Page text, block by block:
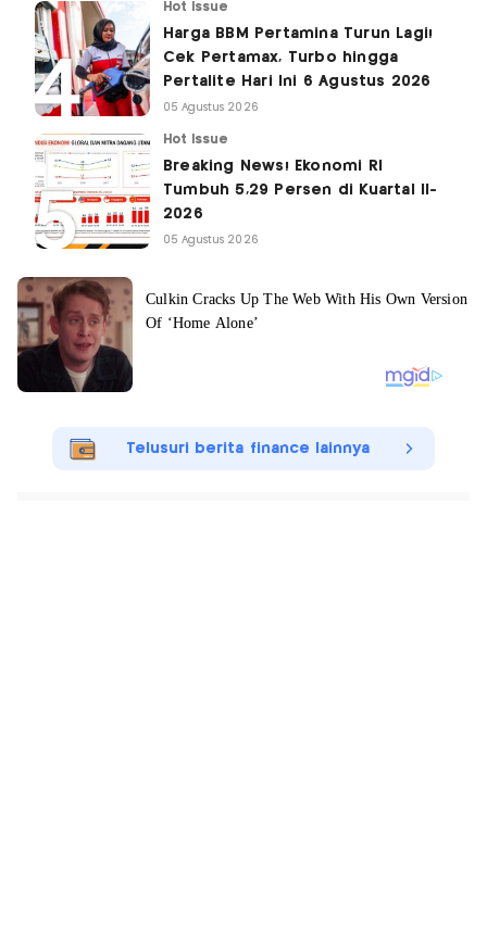
Hot Issue
Harga BBM Pertamina Turun Lagi!
Cek Pertamax, Turbo hingga
Pertalite Hari Ini 6 Agustus 2026
05 Agustus 2026
Hot Issue
Breaking News! Ekonomi RI
Tumbuh 5,29 Persen di Kuartal II-
2026
05 Agustus 2026
Telusuri berita finance lainnya